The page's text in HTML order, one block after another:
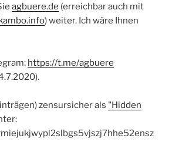
agbuere.de (erreichbar auch mit
) weiter. Ich wäre Ihnen
https://t.me/agbuere
zensursicher als "Hidden